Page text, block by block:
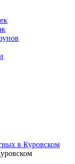
в Куровском